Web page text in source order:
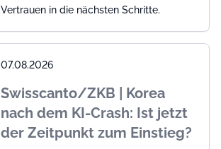
Vertrauen in die nächsten Schritte.
07.08.2026
Swisscanto/ZKB | Korea
nach dem KI-Crash: Ist jetzt
der Zeitpunkt zum Einstieg?